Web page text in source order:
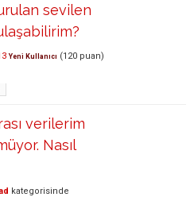
sevilen
Yeni Kullanıcı (120 puan)
verilerim
Nasıl
kategorisinde